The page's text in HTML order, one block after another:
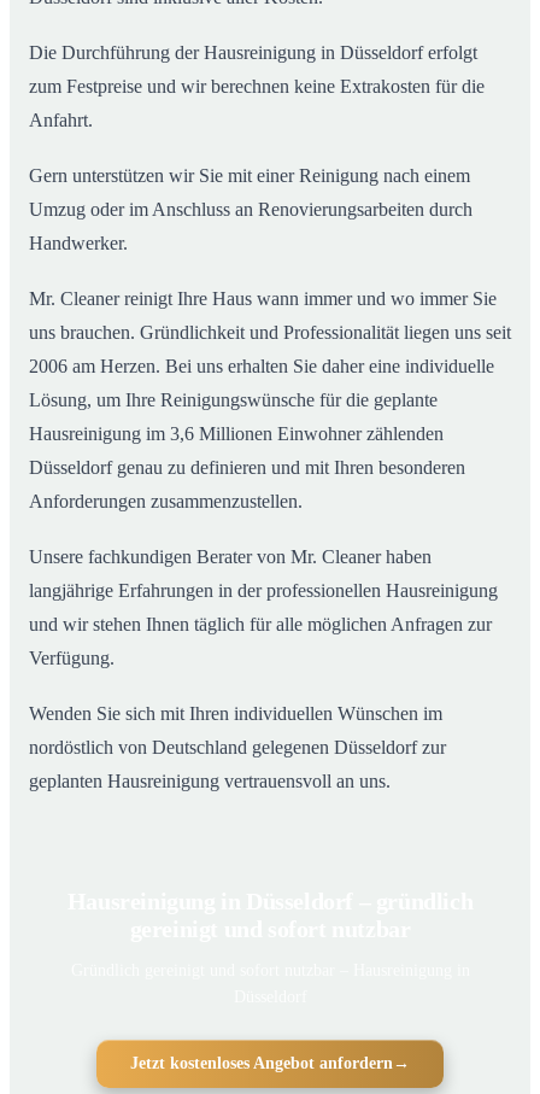
Die Durchführung der Hausreinigung in Düsseldorf erfolgt
zum Festpreise und wir berechnen keine Extrakosten für die
Anfahrt.
Gern unterstützen wir Sie mit einer Reinigung nach einem
Umzug oder im Anschluss an Renovierungsarbeiten durch
Handwerker.
Mr. Cleaner reinigt Ihre Haus wann immer und wo immer Sie
uns brauchen. Gründlichkeit und Professionalität liegen uns seit
2006 am Herzen. Bei uns erhalten Sie daher eine individuelle
Lösung, um Ihre Reinigungswünsche für die geplante
Hausreinigung im 3,6 Millionen Einwohner zählenden
Düsseldorf genau zu definieren und mit Ihren besonderen
Anforderungen zusammenzustellen.
Unsere fachkundigen Berater von Mr. Cleaner haben
langjährige Erfahrungen in der professionellen Hausreinigung
und wir stehen Ihnen täglich für alle möglichen Anfragen zur
Verfügung.
Wenden Sie sich mit Ihren individuellen Wünschen im
nordöstlich von Deutschland gelegenen Düsseldorf zur
geplanten Hausreinigung vertrauensvoll an uns.
Jetzt kostenloses Angebot anfordern→